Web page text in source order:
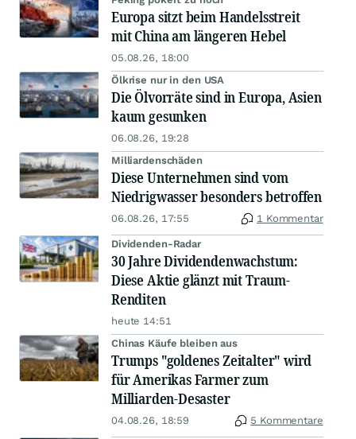
Europa sitzt beim Handelsstreit
mit China am längeren Hebel
05.08.26, 18:00
Ölkrise nur in den USA
Die Ölvorräte sind in Europa, Asien
kaum gesunken
06.08.26, 19:28
Milliardenschäden
Diese Unternehmen sind vom
Niedrigwasser besonders betroffen
06.08.26, 17:55 1 Kommentar
Dividenden-Radar
30 Jahre Dividendenwachstum:
Diese Aktie glänzt mit Traum-
Renditen
heute 14:51
Chinas Käufe bleiben aus
Trumps "goldenes Zeitalter" wird
für Amerikas Farmer zum
Milliarden-Desaster
04.08.26, 18:59 5 Kommentare